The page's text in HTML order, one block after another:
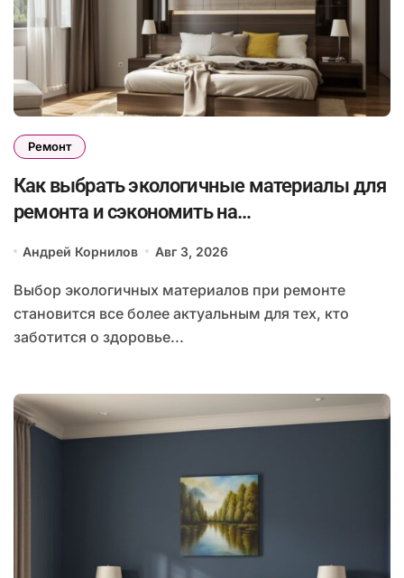
Ремонт
Как выбрать экологичные материалы для
ремонта и сэкономить на
Андрей Корнилов Авг 3, 2026
Выбор экологичных материалов при ремонте
становится все более актуальным для тех, кто
заботится о здоровье...